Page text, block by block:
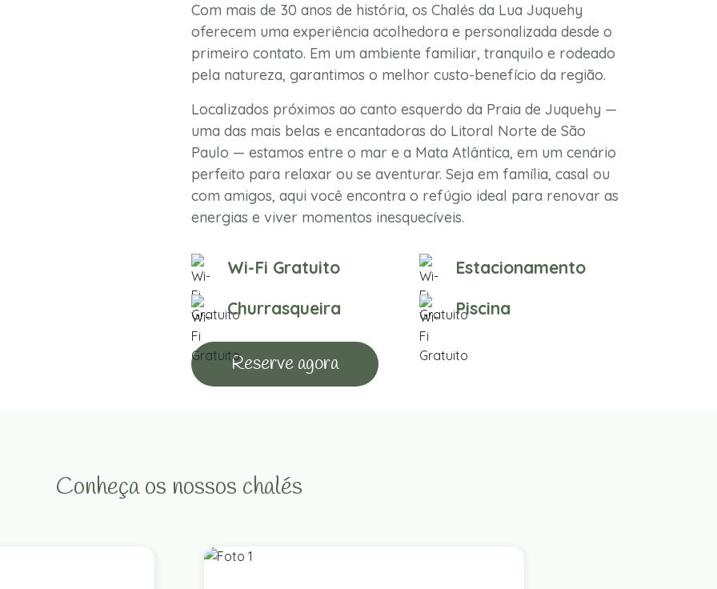
Com mais de 30 anos de história, os Chalés da Lua Juquehy
oferecem uma experiência acolhedora e personalizada desde o
primeiro contato. Em um ambiente familiar, tranquilo e rodeado
pela natureza, garantimos o melhor custo-benefício da região.
Localizados próximos ao canto esquerdo da Praia de Juquehy —
uma das mais belas e encantadoras do Litoral Norte de São
Paulo — estamos entre o mar e a Mata Atlântica, em um cenário
perfeito para relaxar ou se aventurar. Seja em família, casal ou
com amigos, aqui você encontra o refúgio ideal para renovar as
energias e viver momentos inesquecíveis.
Wi-Fi Gratuito
Estacionamento
Churrasqueira
Piscina
Reserve agora
Conheça os nossos chalés